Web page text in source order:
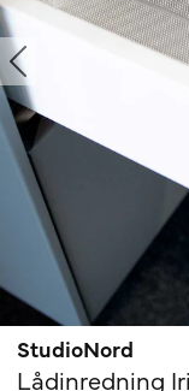
StudioNord
Lådinredning